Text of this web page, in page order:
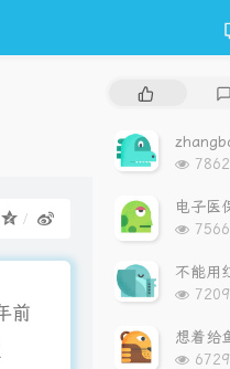
前
章
浏
次
数:
7862
浏
次
数:
7566
浏
次
数:
7209
浏
6729